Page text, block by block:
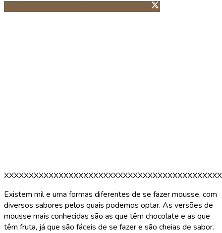
Guardar no Pinterest
Existem mil e uma formas diferentes de se fazer mousse, com
diversos sabores pelos quais podemos optar. As versões de
mousse mais conhecidas são as que têm chocolate e as que
têm fruta, já que são fáceis de se fazer e são cheias de sabor.